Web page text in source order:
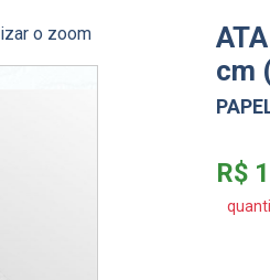
o zoom
cm
R$